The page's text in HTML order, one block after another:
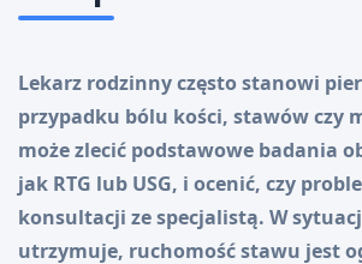
Lekarz rodzinny często stanowi
przypadku bólu kości, stawów czy
może zlecić podstawowe badania
jak RTG lub USG, i ocenić, czy
konsultacji ze specjalistą. W
utrzymuje, ruchomość stawu jest